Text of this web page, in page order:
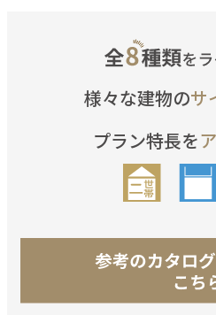
様々な建物のサ
プラン特長を